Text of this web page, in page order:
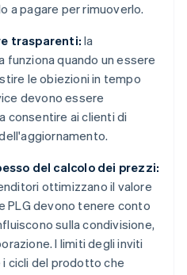
a pagare per rimuoverlo.
trasparenti: la
funziona quando un essere
le obiezioni in tempo
devono essere
consentire ai clienti di
del calcolo dei prezzi:
ottimizzano il valore
PLG devono tenere conto
sulla condivisione,
I limiti degli inviti
cicli del prodotto che